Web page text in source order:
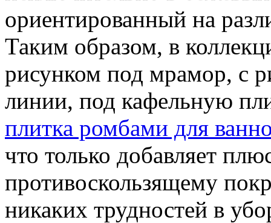
ориентированный на
Таким образом, в
рисунком под мрамор, с
линии, под кафельную
плитка ромбами для
что только добавляет
противоскользящему
никаких трудностей в